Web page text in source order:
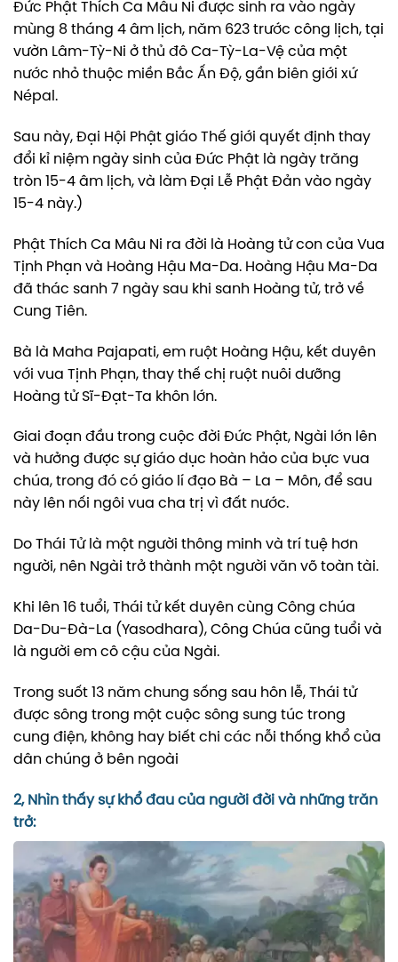
Đức Phật Thích Ca Mâu Ni được sinh ra vào ngày
mùng 8 tháng 4 âm lịch, năm 623 trước công lịch, tại
vườn Lâm-Tỳ-Ni ở thủ đô Ca-Tỳ-La-Vệ của một
nước nhỏ thuộc miền Bắc Ấn Độ, gần biên giới xứ
Népal.
Sau này, Đại Hội Phật giáo Thế giới quyết định thay
đổi kỉ niệm ngày sinh của Đức Phật là ngày trăng
tròn 15-4 âm lịch, và làm Đại Lễ Phật Đản vào ngày
15-4 này.)
Phật Thích Ca Mâu Ni ra đời là Hoàng tử con của Vua
Tịnh Phạn và Hoàng Hậu Ma-Da. Hoàng Hậu Ma-Da
đã thác sanh 7 ngày sau khi sanh Hoàng tử, trở về
Cung Tiên.
Bà là Maha Pajapati, em ruột Hoàng Hậu, kết duyên
với vua Tịnh Phạn, thay thế chị ruột nuôi dưỡng
Hoàng tử Sĩ-Đạt-Ta khôn lớn.
Giai đoạn đầu trong cuộc đời Đức Phật, Ngài lớn lên
và hưởng được sự giáo dục hoàn hảo của bực vua
chúa, trong đó có giáo lí đạo Bà – La – Môn, để sau
này lên nối ngôi vua cha trị vì đất nước.
Do Thái Tử là một người thông minh và trí tuệ hơn
người, nên Ngài trở thành một người văn võ toàn tài.
Khi lên 16 tuổi, Thái tử kết duyên cùng Công chúa
Da-Du-Đà-La (Yasodhara), Công Chúa cũng tuổi và
là người em cô cậu của Ngài.
Trong suốt 13 năm chung sống sau hôn lễ, Thái tử
được sông trong một cuộc sông sung túc trong
cung điện, không hay biết chi các nỗi thống khổ của
dân chúng ở bên ngoài
2, Nhìn thấy sự khổ đau của người đời và những trăn
trở: